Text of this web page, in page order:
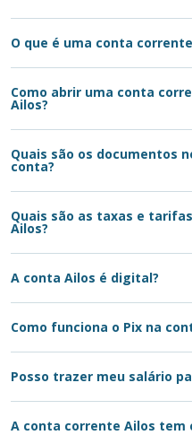
O que é uma conta
Como abrir uma conta
Ailos?
Quais são os documentos
conta?
Quais são as taxas e
Ailos?
A conta Ailos é digital?
Como funciona o Pix na
Posso trazer meu salário
A conta corrente Ailos tem